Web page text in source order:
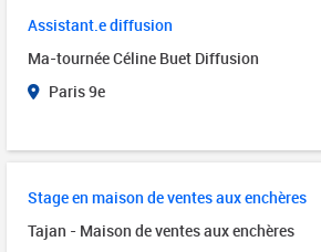
Assistant.e diffusion
Ma-tournée Céline Buet Diffusion
Paris 9e
Stage en maison de ventes aux enchères
Tajan - Maison de ventes aux enchères